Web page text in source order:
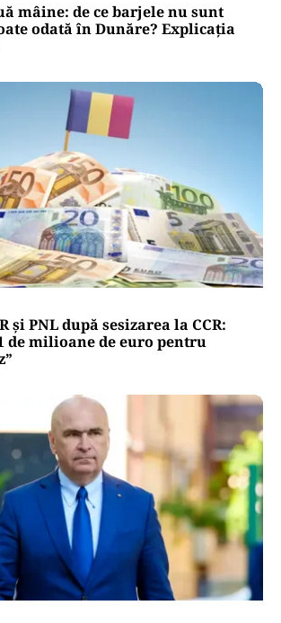
mâine: de ce barjele nu sunt
odată în Dunăre? Explicația
și PNL după sesizarea la CCR:
de milioane de euro pentru